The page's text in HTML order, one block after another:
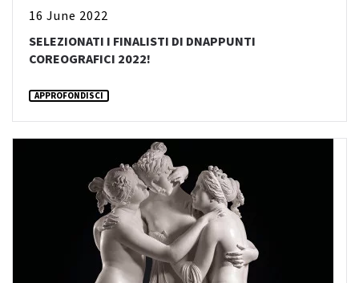
16 June 2022
SELEZIONATI I FINALISTI DI DNAPPUNTI
COREOGRAFICI 2022!
APPROFONDISCI